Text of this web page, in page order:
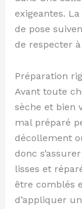
exigeantes.
de pose
de respecter
Préparation
Avant toute
sèche et bien
mal préparé
décollement
donc
lisses et
être comblés
d’appliquer